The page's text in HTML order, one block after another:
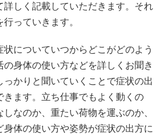
詳しく記載していただきます。それ
っていきます。
についていつからどこがどのよう
身体の使い方などを詳しくお聞き
っかりと聞いていくことで症状の出
きます。立ち仕事でもよく動くの
なのか、重たい荷物を運ぶのか、
身体の使い方や姿勢が症状の出方に